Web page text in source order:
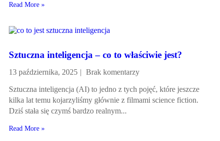
Read More »
Sztuczna inteligencja – co to właściwie jest?
13 października, 2025 Brak komentarzy
Sztuczna inteligencja (AI) to jedno z tych pojęć, które jeszcze
kilka lat temu kojarzyliśmy głównie z filmami science fiction.
Dziś stała się czymś bardzo realnym...
Read More »